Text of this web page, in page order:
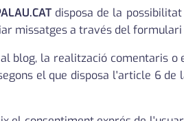
disposa de la
missatges a través del formulari
blog, la realització comentaris
el que disposa l'article 6